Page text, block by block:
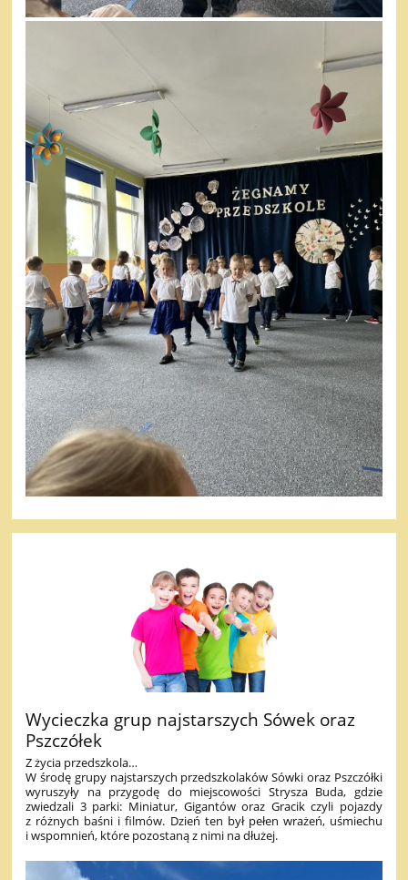
Wycieczka grup najstarszych Sówek oraz
Pszczółek
Z życia przedszkola…
W środę grupy najstarszych przedszkolaków Sówki oraz Pszczółki
wyruszyły na przygodę do miejscowości Strysza Buda, gdzie
zwiedzali 3 parki: Miniatur, Gigantów oraz Gracik czyli pojazdy
z różnych baśni i filmów. Dzień ten był pełen wrażeń, uśmiechu
i wspomnień, które pozostaną z nimi na dłużej.